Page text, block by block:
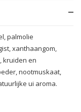
palmolie
xanthaangom,
kruiden en
nootmuskaat,
ui aroma.